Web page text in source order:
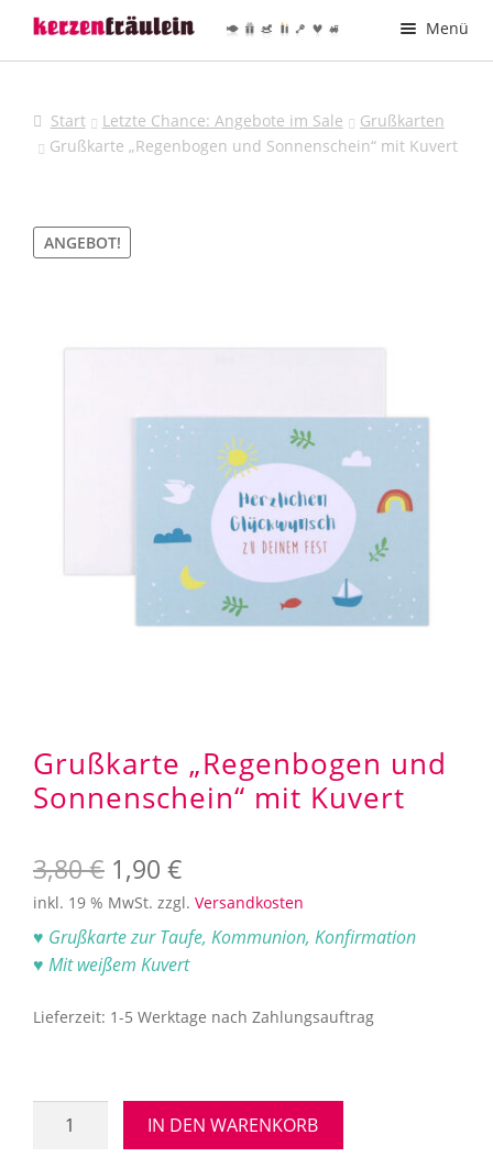
Navigation
springen
Zum
Inhalt
springen
Menü
Hochzeitskerzen
Trauerkerzen
Deine Kerze – Dein Design
Start Letzte Chance: Angebote im Sale
Grußkarten
Grußkarte „Regenbogen und Sonnenschein“ mit Kuvert
ANGEBOT!
Grußkarte „Regenbogen und
Sonnenschein“ mit Kuvert
3,80€ Ursprünglicher
Preis
war:
1,90 €
Preis
ist:
inkl. 19 % MwSt. zzgl. Versandkosten
♥ Grußkarte zur Taufe, Kommunion, Konfirmation
♥ Mit weißem Kuvert
Lieferzeit: 1-5 Werktage nach Zahlungsauftrag
Grußkarte
IN DEN WARENKORB